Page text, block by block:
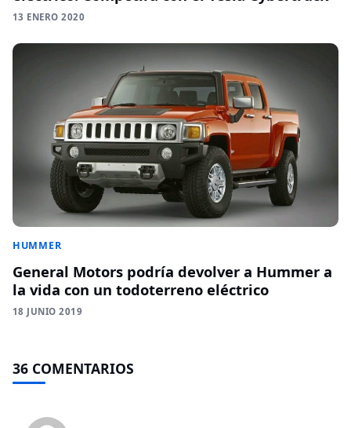
13 ENERO 2020
HUMMER
General Motors podría devolver a Hummer a
la vida con un todoterreno eléctrico
18 JUNIO 2019
36 COMENTARIOS